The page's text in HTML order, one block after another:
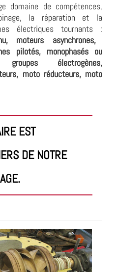
domaine de compétences,
la réparation et la
électriques tournants :
moteurs asynchrones,
pilotés, monophasés ou
électrogènes,
moto réducteurs, moto
EST
DE NOTRE
Réparation de :
(DC),
(AC), moteurs pas à pas,
moteurs autosynchrones,